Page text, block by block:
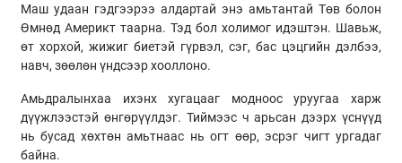
Маш удаан гэдгээрээ алдартай энэ амьтантай Төв болон
Өмнөд Америкт таарна. Тэд бол холимог идэштэн. Шавьж,
өт хорхой, жижиг биетэй гүрвэл, сэг, бас цэцгийн дэлбээ,
навч, зөөлөн үндсээр хооллоно.
Амьдралынхаа ихэнх хугацааг модноос уруугаа харж
дүүжлээстэй өнгөрүүлдэг. Тиймээс ч арьсан дээрх үснүүд
нь бусад хөхтөн амьтнаас нь огт өөр, эсрэг чигт ургадаг
байна.